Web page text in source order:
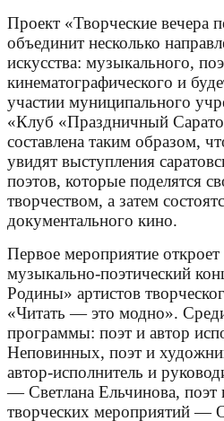
Проект «Творческие вечера
объединит несколько
искусства: музыкального,
кинематографического и
участии муниципального
«Клуб «Праздничный
составлена таким образом,
увидят выступления
поэтов, которые поделятся
творчеством, а затем
документального кино.
Первое мероприятие откроет
музыкально-поэтический
Родины» артистов
«Читать — это модно».
программы: поэт и автор
Неповинных, поэт и
автор-исполнитель и
— Светлана Ельчинова, поэт
творческих мероприятий —